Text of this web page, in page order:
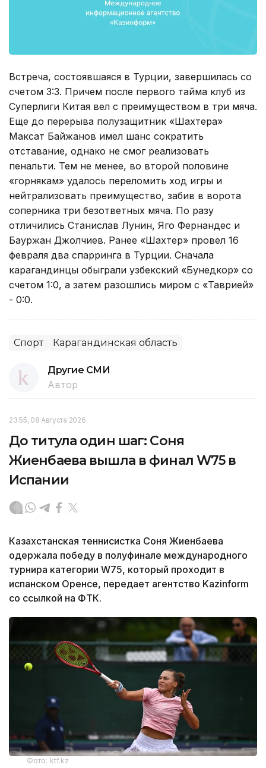
Встреча, состоявшаяся в Турции, завершилась со
счетом 3:3. Причем после первого тайма клуб из
Суперлиги Китая вел с преимуществом в три мяча.
Еще до перерыва полузащитник «Шахтера»
Максат Байжанов имел шанс сократить
отставание, однако не смог реализовать
пенальти. Тем не менее, во второй половине
«горнякам» удалось переломить ход игры и
нейтрализовать преимущество, забив в ворота
соперника три безответных мяча. По разу
отличились Станислав Лунин, Яго Фернандес и
Бауржан Джолчиев. Ранее «Шахтер» провел 16
февраля два спарринга в Турции. Сначала
карагандинцы обыграли узбекский «Бунедкор» со
счетом 1:0, а затем разошлись миром с «Таврией»
- 0:0.
Спорт Карагандинская область
Другие СМИ
Автор
23:55, 08 Августа 2026
До титула один шаг: Соня
Жиенбаева вышла в финал W75 в
Испании
Казахстанская теннисистка Соня Жиенбаева
одержала победу в полуфинале международного
турнира категории W75, который проходит в
испанском Оренсе, передает агентство Kazinform
со ссылкой на ФТК.
Фото: ktf.kz